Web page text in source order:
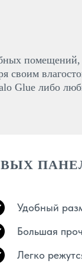
своим
Glue либо
Удобный
Большая
Легко